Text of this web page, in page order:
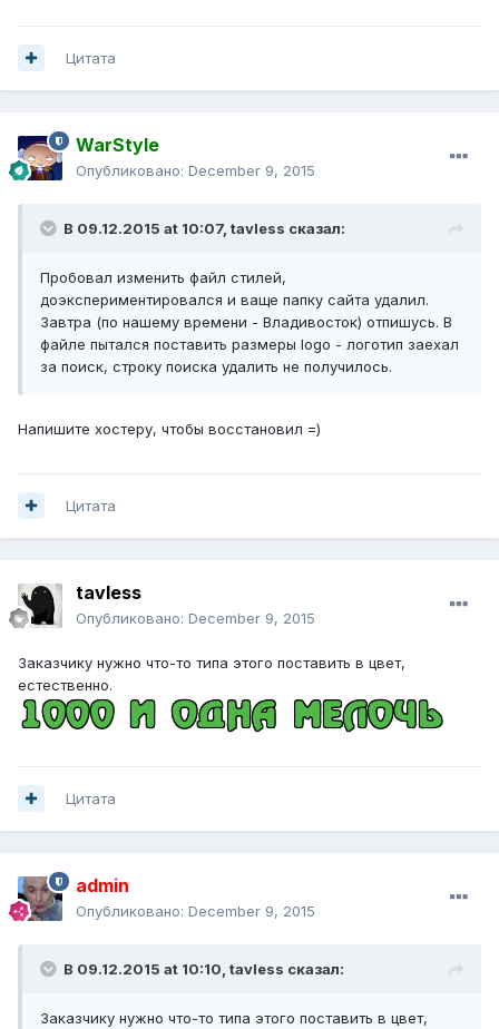
Цитата
WarStyle
Опубликовано: December 9, 2015
В 09.12.2015 at 10:07, tavless сказал:
Пробовал изменить файл стилей,
доэкспериментировался и ваще папку сайта удалил.
Завтра (по нашему времени - Владивосток) отпишусь. В
файле пытался поставить размеры logo - логотип заехал
за поиск, строку поиска удалить не получилось.
Напишите хостеру, чтобы восстановил =)
Цитата
tavless
Опубликовано: December 9, 2015
Заказчику нужно что-то типа этого поставить в цвет,
естественно.
Цитата
admin
Опубликовано: December 9, 2015
В 09.12.2015 at 10:10, tavless сказал:
Заказчику нужно что-то типа этого поставить в цвет,